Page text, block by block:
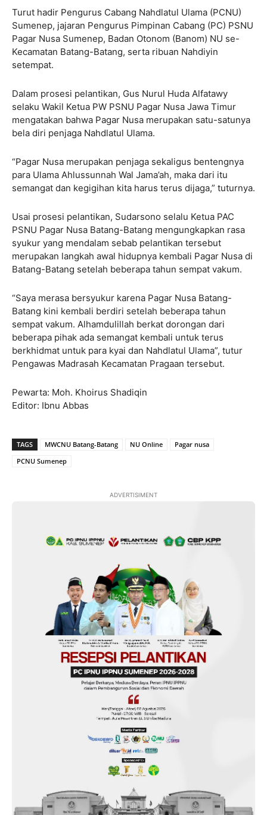
Turut hadir Pengurus Cabang Nahdlatul Ulama (PCNU)
Sumenep, jajaran Pengurus Pimpinan Cabang (PC) PSNU
Pagar Nusa Sumenep, Badan Otonom (Banom) NU se-
Kecamatan Batang-Batang, serta ribuan Nahdiyin
setempat.
Dalam prosesi pelantikan, Gus Nurul Huda Alfatawy
selaku Wakil Ketua PW PSNU Pagar Nusa Jawa Timur
mengatakan bahwa Pagar Nusa merupakan satu-satunya
bela diri penjaga Nahdlatul Ulama.
“Pagar Nusa merupakan penjaga sekaligus bentengnya
para Ulama Ahlussunnah Wal Jama’ah, maka dari itu
semangat dan kegigihan kita harus terus dijaga,” tuturnya.
Usai prosesi pelantikan, Sudarsono selalu Ketua PAC
PSNU Pagar Nusa Batang-Batang mengungkapkan rasa
syukur yang mendalam sebab pelantikan tersebut
merupakan langkah awal hidupnya kembali Pagar Nusa di
Batang-Batang setelah beberapa tahun sempat vakum.
“Saya merasa bersyukur karena Pagar Nusa Batang-
Batang kini kembali berdiri setelah beberapa tahun
sempat vakum. Alhamdulillah berkat dorongan dari
beberapa pihak ada semangat kembali untuk terus
berkhidmat untuk para kyai dan Nahdlatul Ulama”, tutur
Pengawas Madrasah Kecamatan Pragaan tersebut.
Pewarta: Moh. Khoirus Shadiqin
Editor: Ibnu Abbas
TAGS MWCNU Batang-Batang NU Online
Pagar nusa
PCNU Sumenep
ADVERTISIMENT